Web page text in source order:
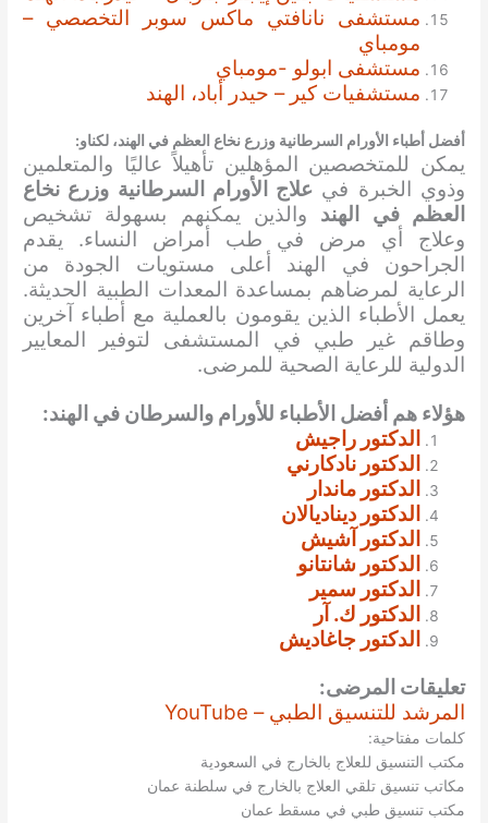
مستشفى نانافتي ماكس سوبر التخصصي –
مومباي
مستشفى ابولو -مومباي
مستشفيات كير – حيدر أباد، الهند
أفضل أطباء الأورام السرطانية وزرع نخاع العظمفي الهند، لكناو:
يمكن للمتخصصين المؤهلين تأهيلاً عاليًا والمتعلمين
وذوي الخبرة في علاج الأورام السرطانية وزرع نخاع
العظمفي الهند والذين يمكنهم بسهولة تشخيص
وعلاج أي مرض في طب أمراض النساء. يقدم
الجراحون في الهند أعلى مستويات الجودة من
الرعاية لمرضاهم بمساعدة المعدات الطبية الحديثة.
يعمل الأطباء الذين يقومون بالعملية مع أطباء آخرين
وطاقم غير طبي في المستشفى لتوفير المعايير
الدولية للرعاية الصحية للمرضى.
هؤلاء هم أفضل الأطباء للأورام والسرطان في الهند:
الدكتور راجيش
الدكتور نادكارني
الدكتور ماندار
الدكتور ديناديالان
الدكتور آشيش
الدكتور شانتانو
الدكتور سمير
الدكتور ك. آر
الدكتور جاغاديش
تعليقات المرضى:
المرشد للتنسيق الطبي – YouTube
كلمات مفتاحية:
مكتب التنسيق للعلاج بالخارج في السعودية
مكاتب تنسيق تلقي العلاج بالخارج في سلطنة عمان
مكتب تنسيق طبي في مسقط عمان